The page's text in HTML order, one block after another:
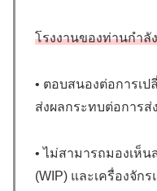
โรงงานของท่านกำ
• ตอบสนองต่อการเ
ส่งผลกระทบต่อการ
• ไม่สามารถมองเห็
(WIP) และเครื่องจัก